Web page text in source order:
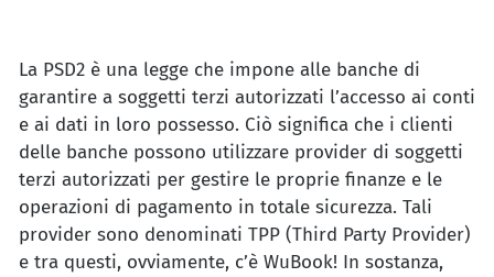
La PSD2 è una legge che impone alle banche di
garantire a soggetti terzi autorizzati l’accesso ai conti
e ai dati in loro possesso. Ciò significa che i clienti
delle banche possono utilizzare provider di soggetti
terzi autorizzati per gestire le proprie finanze e le
operazioni di pagamento in totale sicurezza. Tali
provider sono denominati TPP (Third Party Provider)
e tra questi, ovviamente, c’è WuBook! In sostanza,